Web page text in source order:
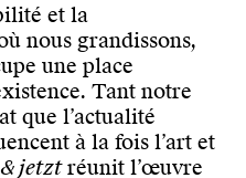
et la
nous grandissons,
une place
Tant notre
que l’actualité
à la fois l’art et
jetztréunit l’œuvre